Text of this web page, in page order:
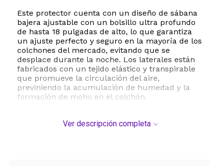
Este protector cuenta con un diseño de sábana
bajera ajustable con un bolsillo ultra profundo
de hasta 18 pulgadas de alto, lo que garantiza
un ajuste perfecto y seguro en la mayoría de los
colchones del mercado, evitando que se
desplace durante la noche. Los laterales están
fabricados con un tejido elástico y transpirable
que promueve la circulación del aire,
previniendo la acumulación de humedad y la
formación de moho en el colchón.
de esfínteres, personas mayores, mascotas o
Ver descripción completa